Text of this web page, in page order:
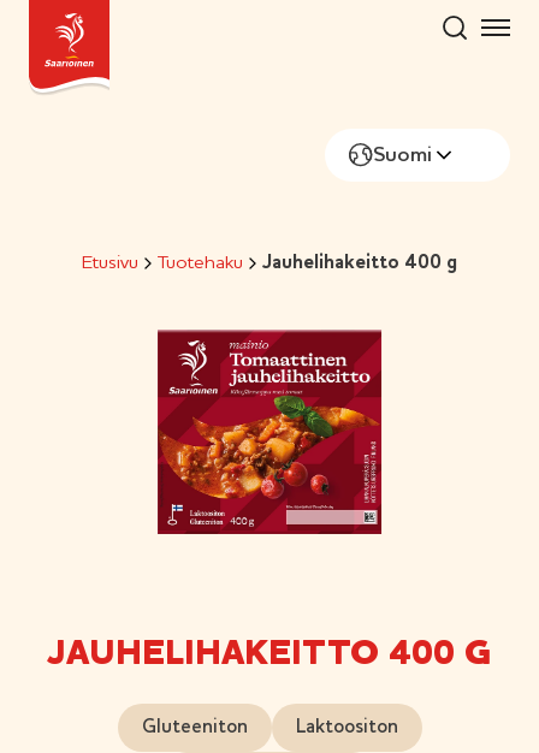
Hyppää
sisältöön
Suomi
Etusivu Tuotehaku Jauhelihakeitto 400 g
JAUHELIHAKEITTO 400 G
Gluteeniton Laktoositon